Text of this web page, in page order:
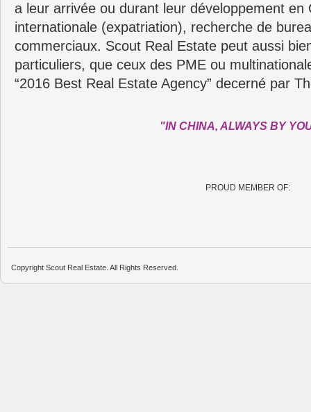
a leur arrivée ou durant leur développement en
internationale (expatriation), recherche de
commerciaux. Scout Real Estate peut aussi
particuliers, que ceux des PME ou
“2016 Best Real Estate Agency” decerné par
"IN CHINA, ALWAYS BY
PROUD MEMBER OF:
Copyright Scout Real Estate. All Rights Reserved.